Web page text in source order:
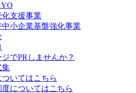
支援事業
小企業基盤強化事業
でPRしませんか？
集
いてはこちら
についてはこちら